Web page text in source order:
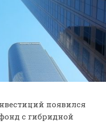
появился
с гибридной